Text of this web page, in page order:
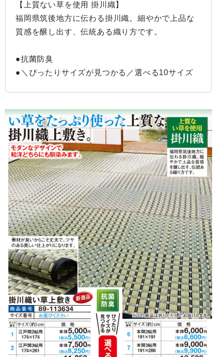
【上質ない草を使用 掛川織】
福岡県筑後地方に伝わる掛川織。細やかで上品な
質感を醸し出す、伝統ある織り方です。
●抗菌防臭
●＼ぴったりサイズが見つかる／選べる10サイズ